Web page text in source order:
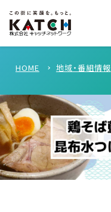
HOME 地域・番組情報